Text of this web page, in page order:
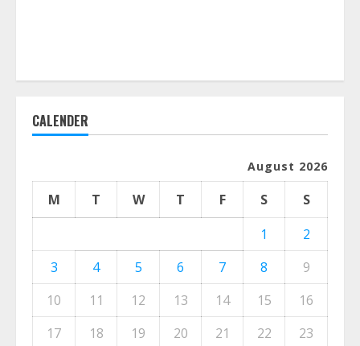
CALENDER
August 2026
M T W T F S
S
1
2
3
4 5 6 7 8
9
10
11 12 13 14 15
16
17
18 19 20 21 22
23